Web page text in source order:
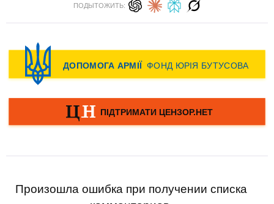
ПОДЫТОЖИТЬ:
Произошла ошибка при получении списка